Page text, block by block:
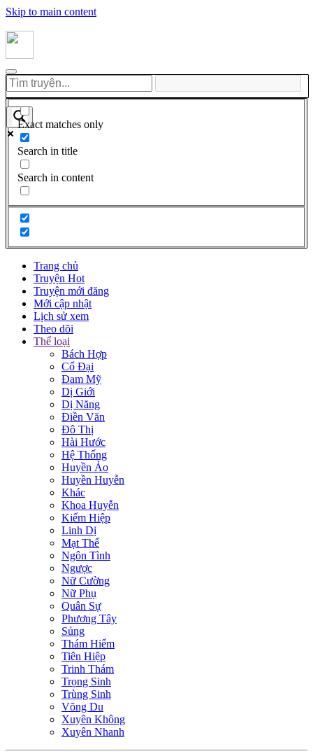
Skip to main content
Exact matches only
Search in title
Search in content
Trang chủ
Truyện Hot
Truyện mới đăng
Mới cập nhật
Lịch sử xem
Theo dõi
Thể loại
Bách Hợp
Cổ Đại
Đam Mỹ
Dị Giới
Dị Năng
Điền Văn
Đô Thị
Hài Hước
Hệ Thống
Huyền Ảo
Huyền Huyễn
Khác
Khoa Huyễn
Kiếm Hiệp
Linh Dị
Mạt Thế
Ngôn Tình
Ngược
Nữ Cường
Nữ Phụ
Quân Sự
Phương Tây
Sủng
Thám Hiểm
Tiên Hiệp
Trinh Thám
Trọng Sinh
Trùng Sinh
Võng Du
Xuyên Không
Xuyên Nhanh